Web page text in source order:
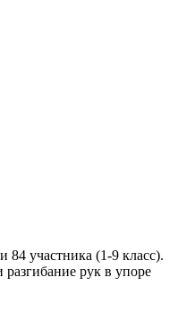
участника (1-9 класс).
рук в упоре